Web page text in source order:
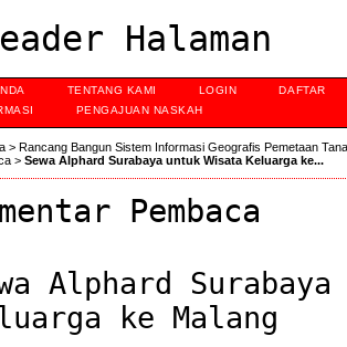
TENTANG KAMI LOGIN
DAFTAR
PENGAJUAN NASKAH
> Rancang Bangun Sistem Informasi Geografis Pemetaan
> Sewa Alphard Surabaya untuk Wisata Keluarga ke...
Pembaca
Alphard
ke Malang